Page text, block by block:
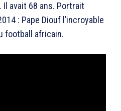
Il avait 68 ans. Portrait
: Pape Diouf l’incroyable
football africain.